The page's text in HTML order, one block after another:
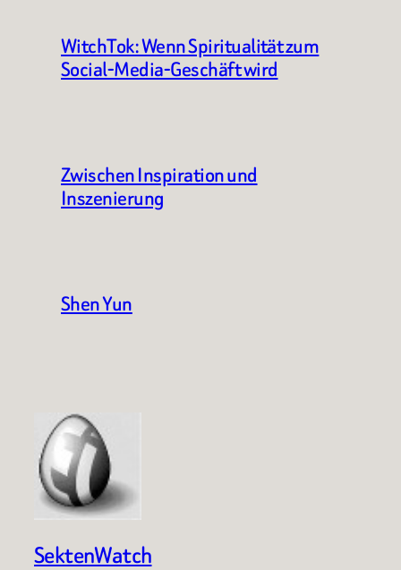
WitchTok: Wenn Spiritualität zum
Social-Media-Geschäft wird
Zwischen Inspiration und
Inszenierung
Shen Yun
SektenWatch